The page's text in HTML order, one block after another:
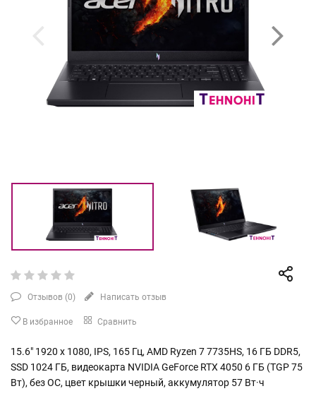
Отзывов (0) Написать отзыв
В избранное Сравнить
15.6" 1920 x 1080, IPS, 165 Гц, AMD Ryzen 7 7735HS, 16 ГБ DDR5,
SSD 1024 ГБ, видеокарта NVIDIA GeForce RTX 4050 6 ГБ (TGP 75
Вт), без ОС, цвет крышки черный, аккумулятор 57 Вт·ч